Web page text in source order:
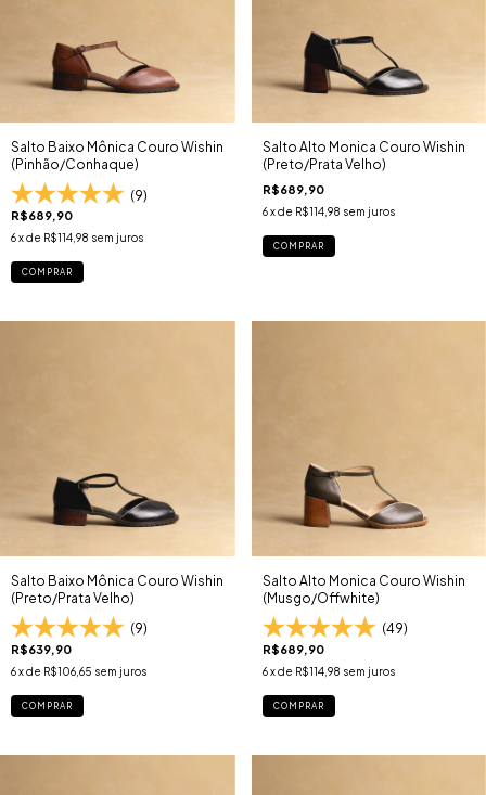
Salto Baixo Mônica Couro Wishin
(Pinhão/Conhaque)
(9)
R$689,90
6x de R$114,98 sem juros
COMPRAR
Salto Alto Monica Couro Wishin
(Preto/Prata Velho)
R$689,90
6 x de R$114,98 sem juros
COMPRAR
Salto Baixo Mônica Couro Wishin
(Preto/Prata Velho)
(9)
R$639,90
6x de R$106,65 sem juros
COMPRAR
Salto Alto Monica Couro Wishin
(Musgo/Offwhite)
(49)
R$689,90
6 x de R$114,98 sem juros
COMPRAR